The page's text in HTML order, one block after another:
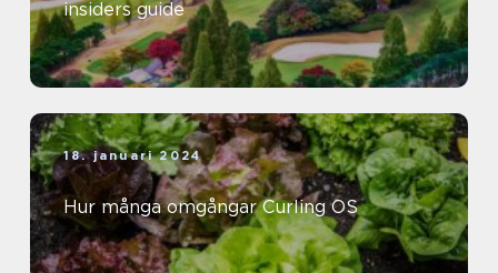
insiders guide
18. januari 2024
Hur många omgångar Curling OS